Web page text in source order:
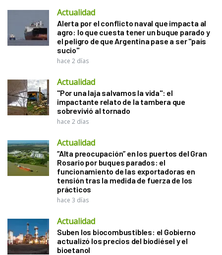
Actualidad
Alerta por el conflicto naval que impacta al
agro: lo que cuesta tener un buque parado y
el peligro de que Argentina pase a ser "país
sucio"
hace 2 días
Actualidad
"Por una laja salvamos la vida": el
impactante relato de la tambera que
sobrevivió al tornado
hace 2 días
Actualidad
“Alta preocupación” en los puertos del Gran
Rosario por buques parados: el
funcionamiento de las exportadoras en
tensión tras la medida de fuerza de los
prácticos
hace 3 días
Actualidad
Suben los biocombustibles: el Gobierno
actualizó los precios del biodiésel y el
bioetanol